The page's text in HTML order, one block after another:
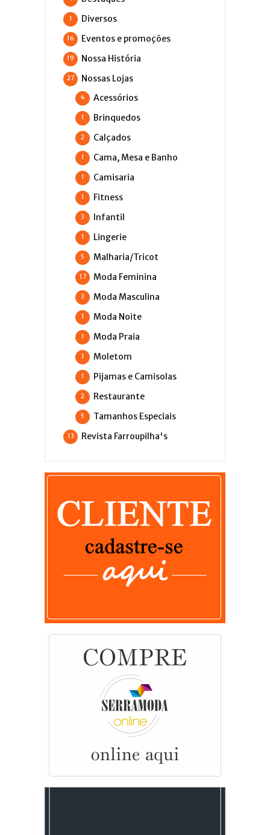
Diversos
1
Eventos e promoções
16
Nossa História
19
Nossas Lojas
27
Acessórios
4
Brinquedos
1
Calçados
2
Cama, Mesa e Banho
1
Camisaria
1
Fitness
1
Infantil
3
Lingerie
1
Malharia/Tricot
5
Moda Feminina
17
Moda Masculina
3
Moda Noite
1
Moda Praia
1
Moletom
1
Pijamas e Camisolas
1
Restaurante
2
Tamanhos Especiais
5
Revista Farroupilha's
13